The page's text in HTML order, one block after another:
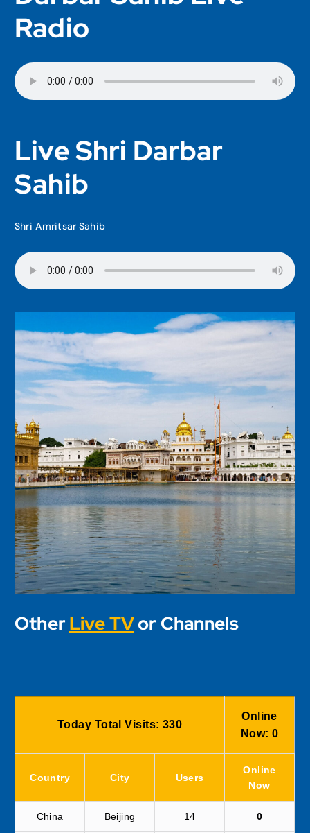
Radio
Live Shri Darbar
Sahib
Shri Amritsar Sahib
Other Live TVor Channels
Today Total Visits: 330
Online
Now: 0
Country City Users
Online
Now
China Beijing 14 0